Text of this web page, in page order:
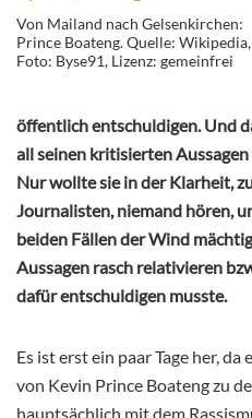
Von Mailand nach Gelsenkirchen:
Prince Boateng. Quelle: Wikipedia,
Foto: Byse91, Lizenz: gemeinfrei
öffentlich entschuldigen. Und
all seinen kritisierten
Nur wollte sie in der Klarheit,
Journalisten, niemand hören,
beiden Fällen der Wind
Aussagen rasch relativieren
dafür entschuldigen musste.
Es ist erst ein paar Tage her,
von Kevin Prince Boateng zu
hauptsächlich mit dem